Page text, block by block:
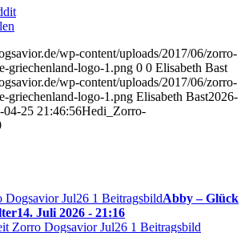
wp-content/uploads/2017/06/zorro-
griechenland-logo-1.png 0 0 Elisabeth Bast
wp-content/uploads/2017/06/zorro-
griechenland-logo-1.png Elisabeth Bast2026-
04-25 21:46:56Hedi_Zorro-
Abby – Glück
14. Juli 2026 - 21:16